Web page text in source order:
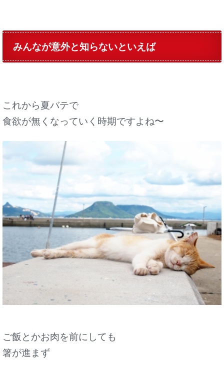
みんなが意外と知らないといえば
これから夏バテで
食欲が無くなっていく時期ですよね〜
ご飯とかお肉を前にしても
箸が進まず